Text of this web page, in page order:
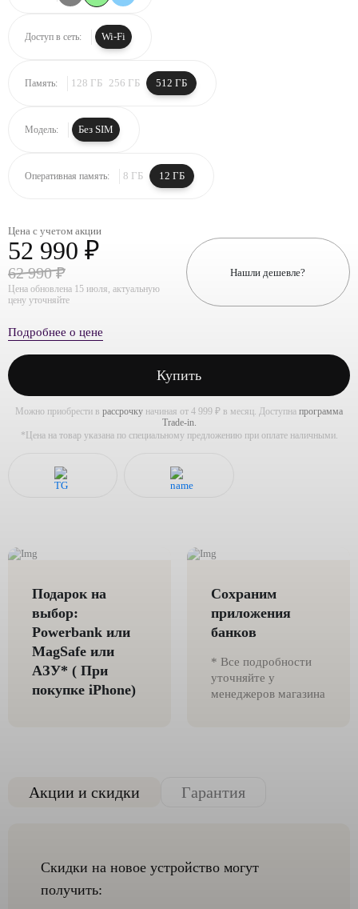
Доступ в сеть: Wi-Fi
Память: 128 ГБ 256 ГБ 512 ГБ
Модель: Без SIM
Оперативная память: 8 ГБ 12 ГБ
Цена с учетом акции
52 990 ₽
62 990 ₽
Цена обновлена 15 июля, актуальную
цену уточняйте
Нашли дешевле?
Подробнее о цене
Купить
Можно приобрести в рассрочку начиная от 4 999 ₽ в месяц. Доступна программа
Trade-in.
*Цена на товар указана по специальному предложению при оплате наличными.
Подарок на
выбор:
Powerbank или
MagSafe или
AЗУ* ( При
покупке iPhone)
Сохраним
приложения
банков
* Все подробности
уточняйте у
менеджеров магазина
Акции и скидки Гарантия
Скидки на новое устройство могут
получить: